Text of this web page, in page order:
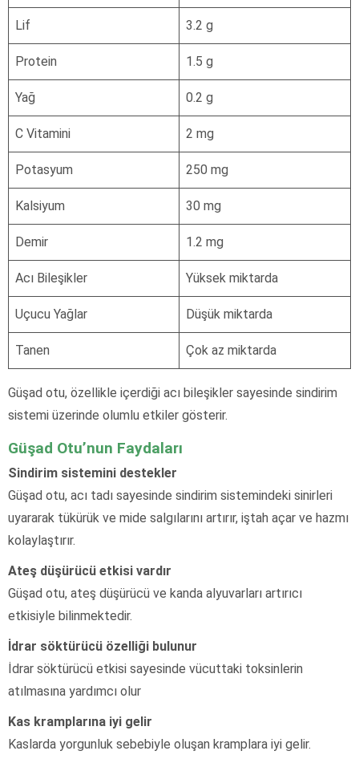
Lif 3.2 g
Protein 1.5 g
Yağ 0.2 g
C Vitamini 2 mg
Potasyum 250 mg
Kalsiyum 30 mg
Demir 1.2 mg
Acı Bileşikler Yüksek miktarda
Uçucu Yağlar Düşük miktarda
Tanen Çok az miktarda
Güşad otu, özellikle içerdiği acı bileşikler sayesinde sindirim
sistemi üzerinde olumlu etkiler gösterir.
Güşad Otu’nun Faydaları
Sindirim sistemini destekler
Güşad otu, acı tadı sayesinde sindirim sistemindeki sinirleri
uyararak tükürük ve mide salgılarını artırır, iştah açar ve hazmı
kolaylaştırır.
Ateş düşürücü etkisi vardır
Güşad otu, ateş düşürücü ve kanda alyuvarları artırıcı
etkisiyle bilinmektedir.
İdrar söktürücü özelliği bulunur
İdrar söktürücü etkisi sayesinde vücuttaki toksinlerin
atılmasına yardımcı olur
Kas kramplarına iyi gelir
Kaslarda yorgunluk sebebiyle oluşan kramplara iyi gelir.